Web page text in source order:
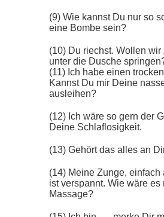
(9) Wie kannst Du nur so
eine Bombe sein?
(10) Du riechst. Wollen wir
unter die Dusche
(11) Ich habe einen
Kannst Du mir Deine
ausleihen?
(12) Ich wäre so gern der
Deine Schlaflosigkeit.
(13) Gehört das alles an
(14) Meine Zunge, einfach
ist verspannt. Wie wäre es
Massage?